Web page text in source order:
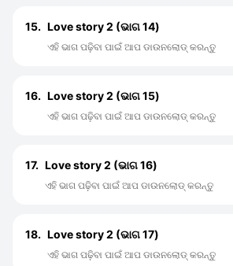
15. Love story 2 (ଭାଗ 14)
ଏହି ଭାଗ ପଢ଼ିବା ପାଇଁ ଆପ ଡାଉନଲୋଡ୍ କରନ୍ତୁ
16. Love story 2 (ଭାଗ 15)
ଏହି ଭାଗ ପଢ଼ିବା ପାଇଁ ଆପ ଡାଉନଲୋଡ୍ କରନ୍ତୁ
17. Love story 2 (ଭାଗ 16)
ଏହି ଭାଗ ପଢ଼ିବା ପାଇଁ ଆପ ଡାଉନଲୋଡ୍ କରନ୍ତୁ
18. Love story 2 (ଭାଗ 17)
ଏହି ଭାଗ ପଢ଼ିବା ପାଇଁ ଆପ ଡାଉନଲୋଡ୍ କରନ୍ତୁ